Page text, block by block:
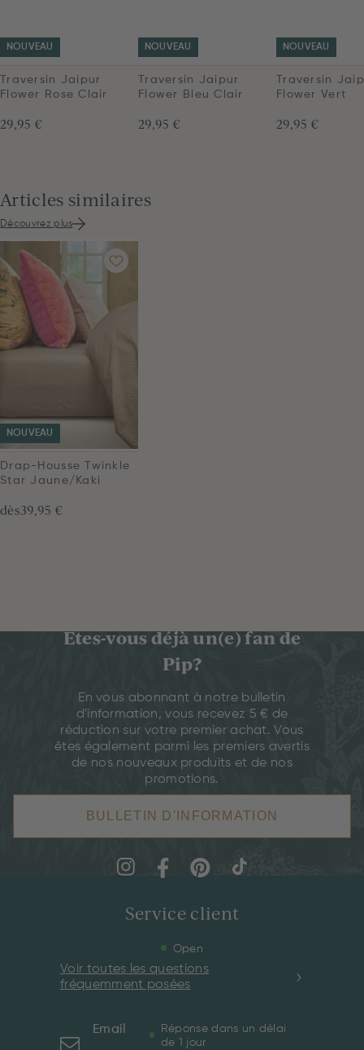
NOUVEAU
Traversin Jaipur
Flower Rose Clair
29,95 €
NOUVEAU
Traversin Jaipur
Flower Bleu Clair
29,95 €
NOUVEAU
Traversin
Flower Vert
29,95 €
Articles similaires
Découvrez plus
NOUVEAU
Drap-Housse Twinkle
Star Jaune/Kaki
dès39,95 €
Êtes-vous déjà un(e) fan de
Pip?
En vous abonnant à notre bulletin
d'information, vous recevez 5 € de
réduction sur votre premier achat. Vous
êtes également parmi les premiers avertis
de nos nouveaux produits et de nos
promotions.
BULLETIN D'INFORMATION
Service client
Open
Voir toutes les questions
fréquemment posées
Email
Réponse dans un délai
de 1 jour